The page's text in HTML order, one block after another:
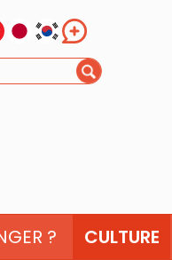
? CULTURE